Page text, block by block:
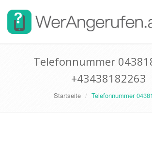
Telefonnummer
+43438182263
Startseite Telefonnummer